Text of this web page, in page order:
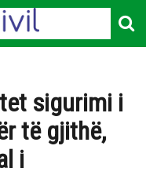
sigurimi i
të gjithë,
i